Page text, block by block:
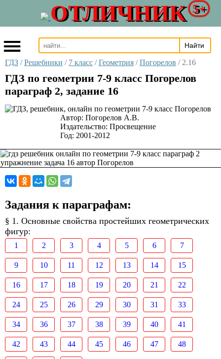
ОТЛИЧНИК 5+
ГДЗ / Решебники / 7 класс / Геометрия / Погорелов / 2.16
ГДЗ по геометрии 7-9 класс Погорелов
параграф 2, задание 16
Автор: Погорелов А.В.
Издательство: Просвещение
Год: 2001-2012
Задания к параграфам:
§ 1. Основные свойства простейших геометрических
фигур:
1 2 3 4 5 6 7
9 10 11 12 13 14 15
16 17 18 19 20 21 22
24 25 26 29 30 31 33
34 36 37 38 39 40 41
42 43 44 45 46 47 48